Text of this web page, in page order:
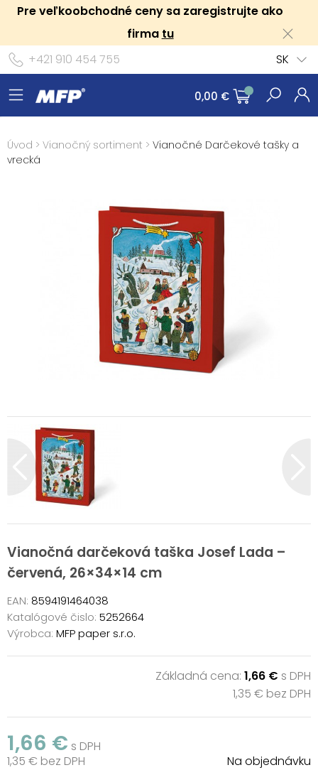
Pre veľkoobchodné ceny sa zaregistrujte ako
firma tu
+421 910 454 755
SK
0,00 €
Úvod > Vianočný sortiment > Vianočné Darčekové tašky a
vrecká
Vianočná darčeková taška Josef Lada –
červená, 26×34×14 cm
EAN: 8594191464038
Katalógové čislo: 5252664
Výrobca: MFP paper s.r.o.
Základná cena: 1,66 € s DPH
1,35 € bez DPH
1,66 € s DPH
1,35 € bez DPH
Na objednávku